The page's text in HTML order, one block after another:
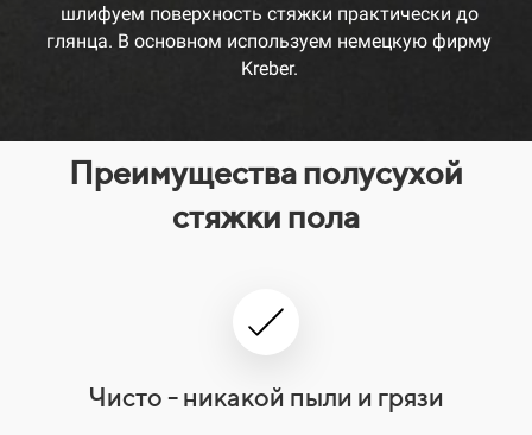
шлифуем поверхность стяжки практически до
глянца. В основном используем немецкую фирму
Kreber.
Преимущества полусухой
стяжки пола
Чисто - никакой пыли и грязи